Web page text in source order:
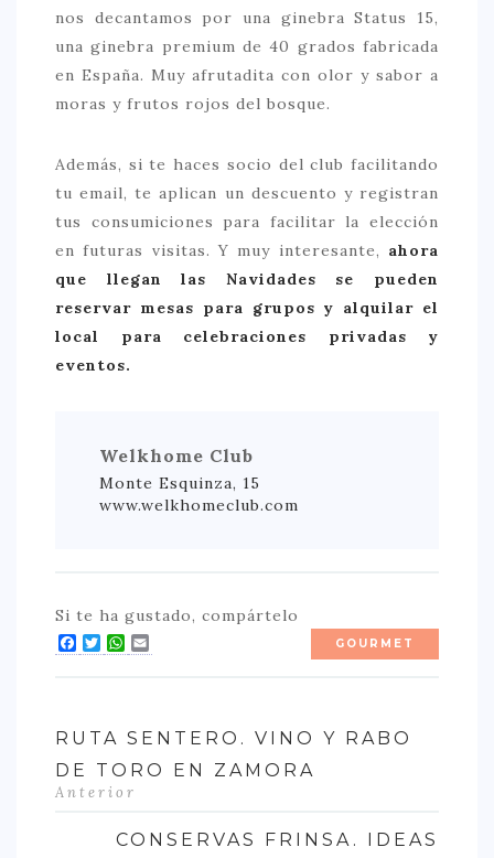
nos decantamos por una ginebra Status 15,
una ginebra premium de 40 grados fabricada
en España. Muy afrutadita con olor y sabor a
moras y frutos rojos del bosque.
Además, si te haces socio del club facilitando
tu email, te aplican un descuento y registran
tus consumiciones para facilitar la elección
en futuras visitas. Y muy interesante, ahora
que llegan las Navidades se pueden
reservar mesas para grupos y alquilar el
local para celebraciones privadas y
eventos.
Welkhome Club
Monte Esquinza, 15
www.welkhomeclub.com
Si te ha gustado, compártelo
Facebook
Twitter
WhatsApp GOURMET
RUTA SENTERO. VINO Y RABO
DE TORO EN ZAMORA
Anterior
CONSERVAS FRINSA. IDEAS